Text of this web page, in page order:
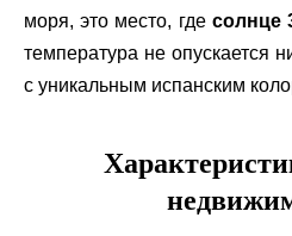
моря, это место, где солнце
температура не опускается
с уникальным испанским